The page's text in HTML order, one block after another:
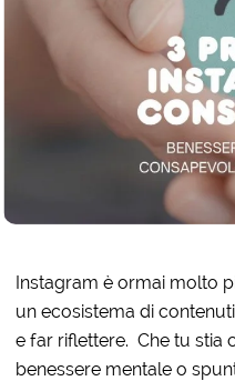
Instagram è ormai molto
un ecosistema di
e far riflettere. Che tu stia
benessere mentale o